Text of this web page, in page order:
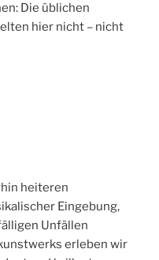
Die üblichen
hier nicht – nicht
heiteren
Eingebung,
Unfällen
erleben wir